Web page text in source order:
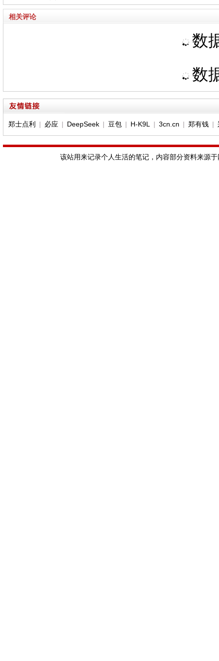
相关评论
数
数
郑士点利 | 必应 | DeepSeek| 豆包| H-K9L | 3cn.cn | 郑有钱|
该站用来记录个人生活的笔记，内容部分资料来源